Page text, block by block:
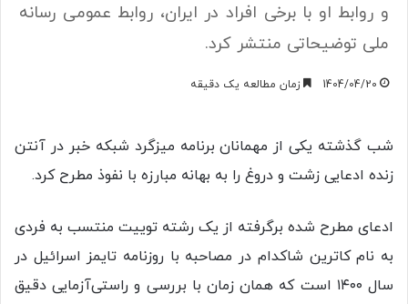
و روابط او با برخی افراد در ایران، روابط عمومی رسانه
ملی توضیحاتی منتشر کرد.
1404/04/20 زمان مطالعه یک دقیقه
شب گذشته یکی از مهمانان برنامه میزگرد شبکه خبر در آنتن
زنده ادعایی زشت و دروغ را به بهانه مبارزه با نفوذ مطرح کرد.
ادعای مطرح شده برگرفته از یک رشته ‌توییت منتسب به فردی
به نام کاترین شاکدام در مصاحبه با روزنامه تایمز اسرائیل در
سال ۱۴۰۰ است که همان زمان با بررسی و راستی‌آزمایی دقیق